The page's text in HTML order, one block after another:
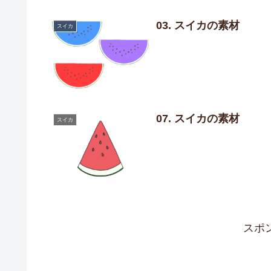
スイカ 03. スイカの素材
スイカ 07. スイカの素材
スポ